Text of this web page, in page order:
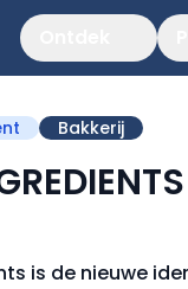
Bakkerij
is de nieuwe